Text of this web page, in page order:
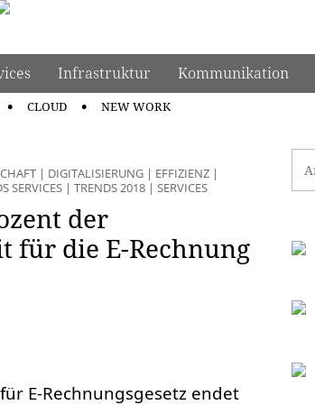
Infrastruktur Kommunikation
CLOUD NEW WORK
| DIGITALISIERUNG| EFFIZIENZ|
SERVICES| TRENDS 2018| SERVICES
der
für die E-Rechnung
E-Rechnungsgesetz endet